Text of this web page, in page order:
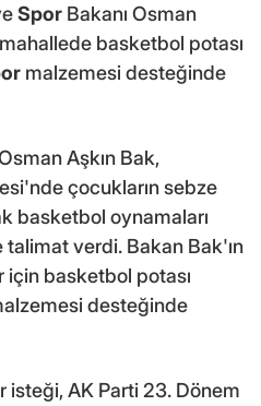
Spor Bakanı Osman
basketbol potası
malzemesi desteğinde
Aşkın Bak,
çocukların sebze
basketbol oynamaları
verdi. Bakan Bak'ın
için basketbol potası
desteğinde
isteği, AK Parti 23. Dönem